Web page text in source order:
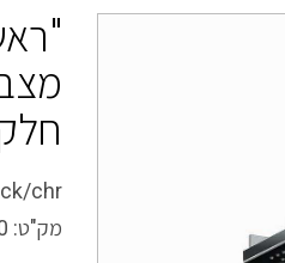
חלק
chr.
מק"ט: